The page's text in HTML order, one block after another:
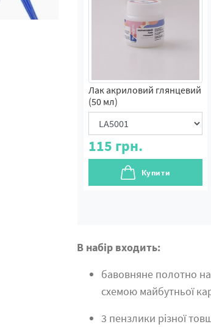
Лак акриловий глянцевий
(50 мл)
115 грн.
Купити
В набір входить:
бавовняне полотно
схемою майбутньої
3 пензлики різної